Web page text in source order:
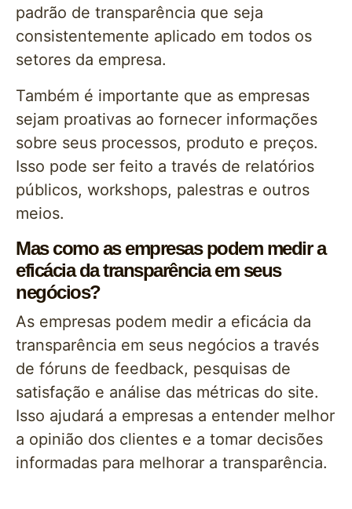
padrão de transparência que seja
consistentemente aplicado em todos os
setores da empresa.
Também é importante que as empresas
sejam proativas ao fornecer informações
sobre seus processos, produto e preços.
Isso pode ser feito a través de relatórios
públicos, workshops, palestras e outros
meios.
Mas como as empresas podem medir a
eficácia da transparência em seus
negócios?
As empresas podem medir a eficácia da
transparência em seus negócios a través
de fóruns de feedback, pesquisas de
satisfação e análise das métricas do site.
Isso ajudará a empresas a entender melhor
a opinião dos clientes e a tomar decisões
informadas para melhorar a transparência.